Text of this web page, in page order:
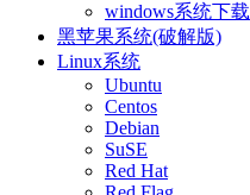
windows系统下载
黑苹果系统(破解版)
Linux系统
Ubuntu
Centos
Debian
SuSE
Red Hat